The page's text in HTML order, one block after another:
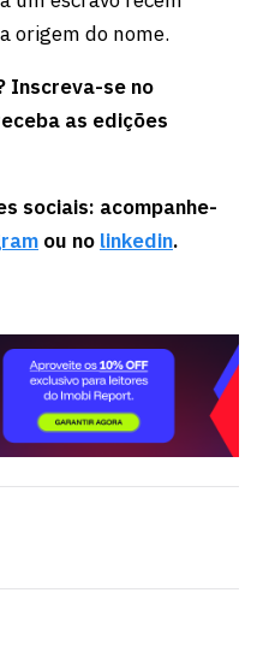
origem do nome.
Inscreva-se no
as edições
sociais: acompanhe-
ou no linkedin.